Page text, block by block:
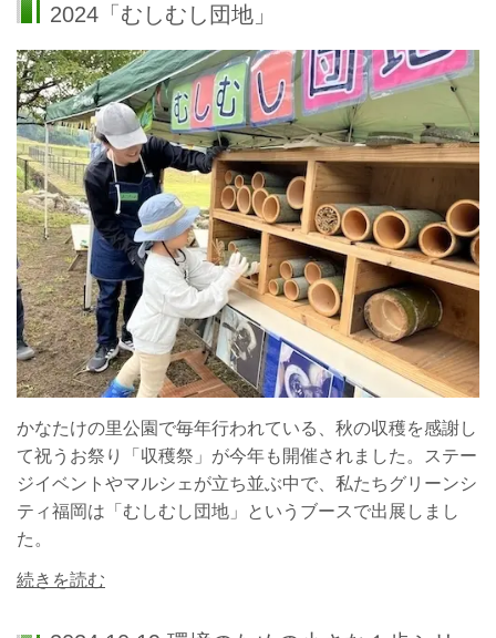
2024「むしむし団地」
かなたけの里公園で毎年行われている、秋の収穫を感謝し
て祝うお祭り「収穫祭」が今年も開催されました。
ステー
ジイベントやマルシェが立ち並ぶ中で、私たちグリーンシ
ティ福岡は「むしむし団地」というブースで出展しまし
た。
続きを読む